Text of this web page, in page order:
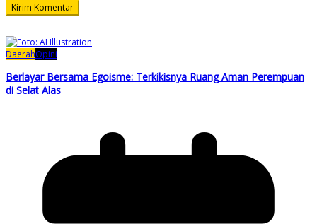
DaerahOpini
Berlayar Bersama Egoisme: Terkikisnya Ruang Aman Perempuan
di Selat Alas